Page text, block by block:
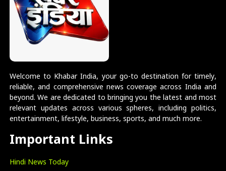
Welcome to Khabar India, your go-to destination for timely,
reliable, and comprehensive news coverage across India and
beyond. We are dedicated to bringing you the latest and most
relevant updates across various spheres, including politics,
entertainment, lifestyle, business, sports, and much more.
Important Links
Hindi News Today